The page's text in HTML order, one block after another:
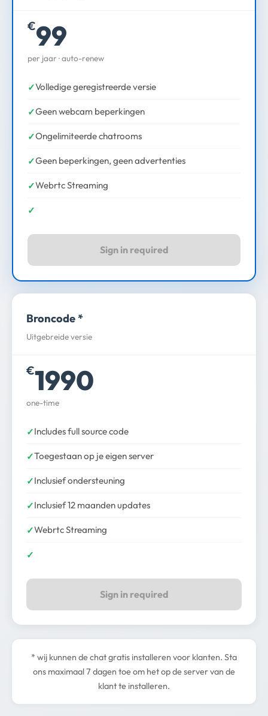
€99
per jaar · auto-renew
Volledige geregistreerde versie
Geen webcam beperkingen
Ongelimiteerde chatrooms
Geen beperkingen, geen advertenties
Webrtc Streaming
Sign in required
Broncode *
Uitgebreide versie
€1990
one-time
Includes full source code
Toegestaan op je eigen server
Inclusief ondersteuning
Inclusief 12 maanden updates
Webrtc Streaming
Sign in required
* wij kunnen de chat gratis installeren voor klanten. Sta
ons maximaal 7 dagen toe om het op de server van de
klant te installeren.